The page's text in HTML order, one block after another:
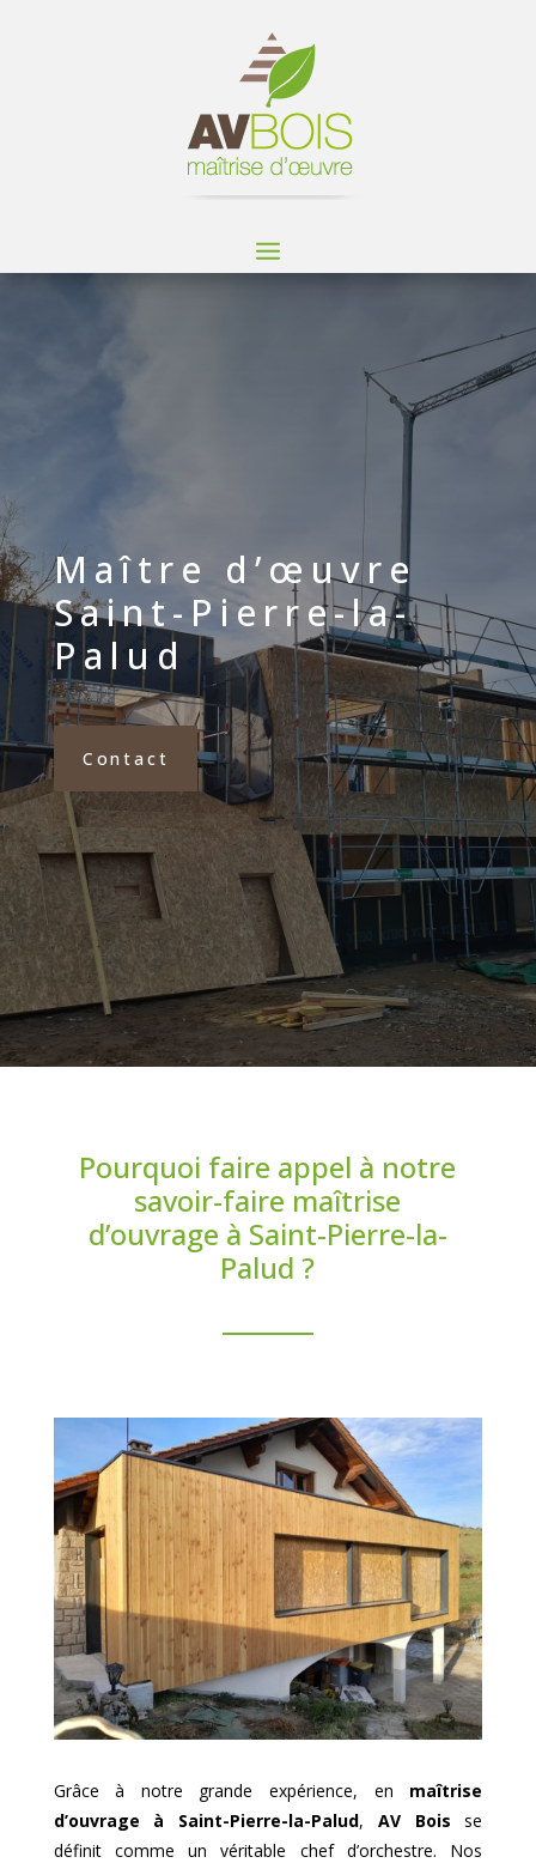
Maître d’œuvre
Saint-Pierre-la-
Palud
Contact
Pourquoi faire appel à notre
savoir-faire maîtrise
d’ouvrage à Saint-Pierre-la-
Palud ?
Grâce à notre grande expérience, en maîtrise
d’ouvrage à
Saint-Pierre-la-Palud, AV Bois se
définit comme un véritable chef d’orchestre. Nos